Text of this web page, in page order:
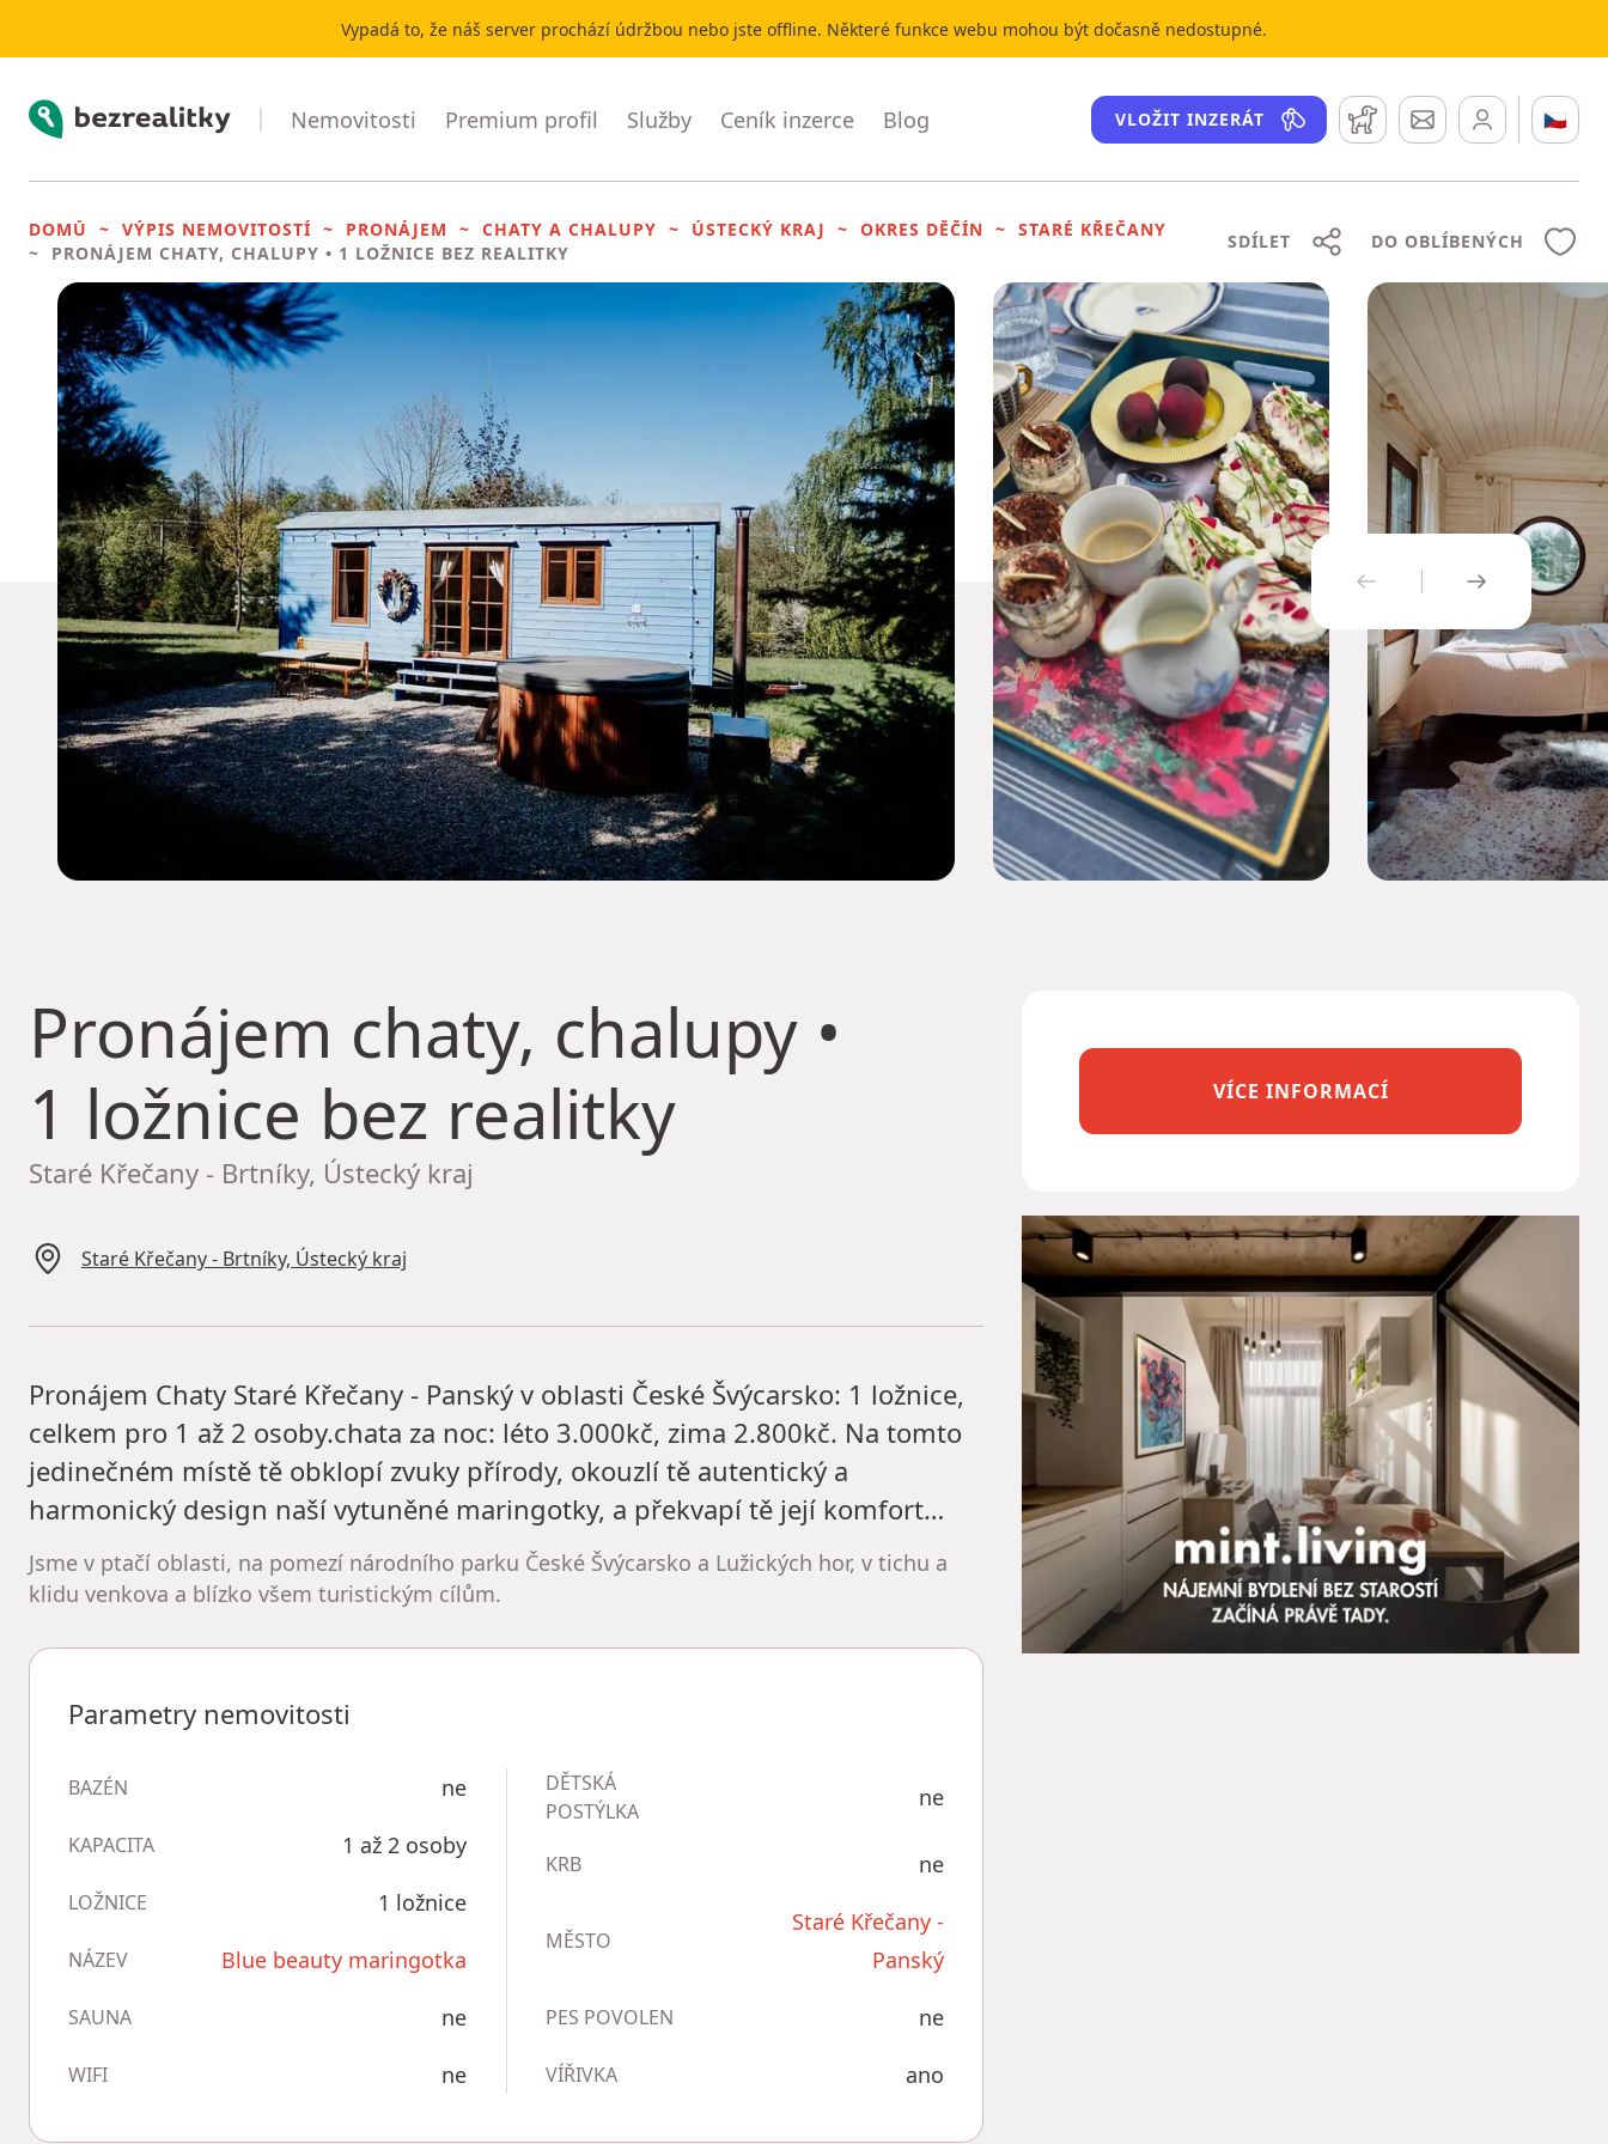
Vypadá to, že náš server prochází údržbou nebo jste offline. Některé funkce webu mohou být dočasně nedostupné.
Bezrealitky Nemovitosti Premium profil Služby Ceník inzerce Blog VLOŽIT INZERÁT Hlídací pesZprávy 🇨🇿
DOMŮ VÝPIS NEMOVITOSTÍ PRONÁJEM CHATY A CHALUPY ÚSTECKÝ KRAJ OKRES DĚČÍN
STARÉ KŘEČANY
PRONÁJEM CHATY, CHALUPY • 1 LOŽNICE BEZ REALITKY
SDÍLET DO OBLÍBENÝCH
PŘEDCHOZÍ
Pronájem chaty, chalupy •
1 ložnice bez realitky
Staré Křečany - Brtníky, Ústecký kraj
Staré Křečany - Brtníky, Ústecký kraj
Pronájem Chaty Staré Křečany - Panský v oblasti České Švýcarsko: 1 ložnice,
celkem pro 1 až 2 osoby.chata za noc: léto 3.000kč, zima 2.800kč. Na tomto
jedinečném místě tě obklopí zvuky přírody, okouzlí tě autentický a
harmonický design naší vytuněné maringotky, a překvapí tě její komfort…
Jsme v ptačí oblasti, na pomezí národního parku České Švýcarsko a Lužických hor, v tichu a
klidu venkova a blízko všem turistickým cílům.
Parametry nemovitosti
BAZÉN ne
KAPACITA 1 až 2 osoby
LOŽNICE 1 ložnice
NÁZEV Blue beauty maringotka
SAUNA ne
WIFI ne
DĚTSKÁ
POSTÝLKA
ne
KRB ne
MĚSTO
Staré Křečany -
Panský
PES POVOLEN ne
VÍŘIVKA ano
VÍCE INFORMACÍ